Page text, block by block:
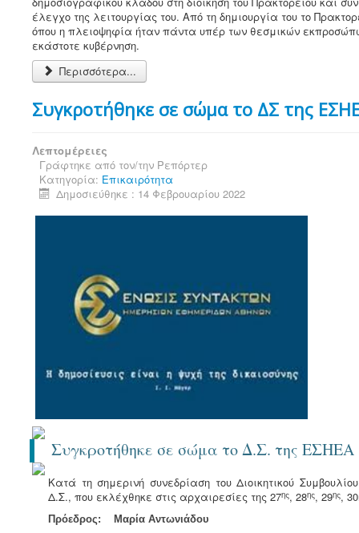
έλεγχο της λειτουργίας του. Από τη δημιουργία του το
όπου η πλειοψηφία ήταν πάντα υπέρ των θεσμικών
εκάστοτε κυβέρνηση.
Περισσότερα...
Συγκροτήθηκε σε σώμα το ΔΣ της
Λεπτομέρειες
Γράφτηκε από τον/την Ρεπόρτερ
Κατηγορία: Επικαιρότητα
Δημοσιεύθηκε : 14 Φεβρουαρίου 2022
Συγκροτήθηκε σε σώμα το Δ.Σ. της ΕΣΗΕΑ
Κατά τη σημερινή συνεδρίαση του Διοικητικού
Δ.Σ., που εκλέχθηκε στις αρχαιρεσίες της 27ης, 28ης, 29ης,
Πρόεδρος: Μαρία Αντωνιάδου